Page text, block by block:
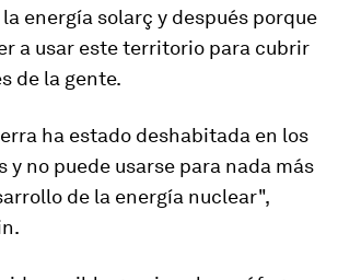
energía solarç y después porque
a usar este territorio para cubrir
de la gente.
ha estado deshabitada en los
y no puede usarse para nada más
de la energía nuclear",